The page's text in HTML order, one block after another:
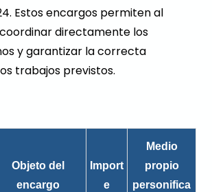
Estos encargos permiten al
directamente los
y garantizar la correcta
trabajos previstos.
Objeto del
encargo
Import
e
Medio
propio
personifica